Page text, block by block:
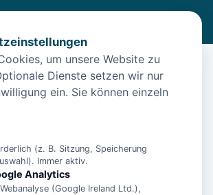
/
Bungalow in in Norden
Nichtraucher-Bungalow
um unsere Website zu
Dienste setzen wir nur
ein. Sie können einzeln
(z. B. Sitzung, Speicherung
Immer aktiv.
Analytics
(Google Ireland Ltd.),